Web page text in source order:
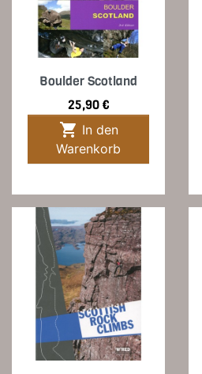
Boulder Scotland
Preis
25,90 €

Warenkorb